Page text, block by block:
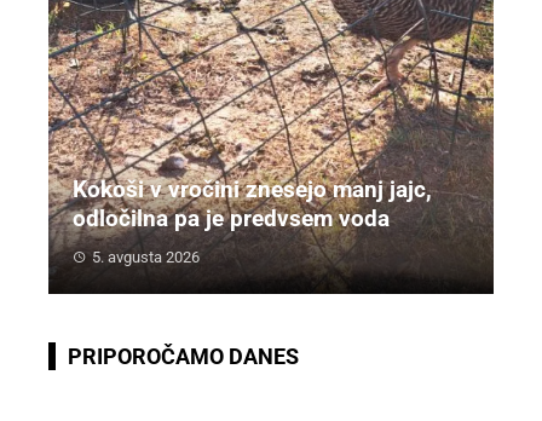
Kokoši v vročini znesejo manj jajc,
odločilna pa je predvsem voda
5. avgusta 2026
PRIPOROČAMO DANES